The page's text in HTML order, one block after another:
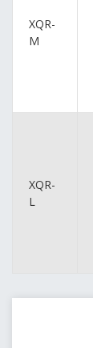
XQR-
M
XQR-
L